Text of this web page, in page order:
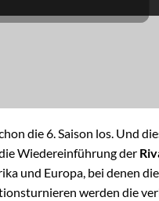
die 6. Saison los. Und
Wiedereinführung der
und Europa, bei denen
werden die